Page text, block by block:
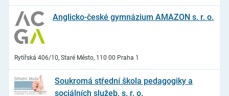
Anglicko-české gymnázium AMAZON s. r. o.
Rytířská 406/10, Staré Město, 110 00 Praha 1
Soukromá střední škola pedagogiky a
sociálních služeb, s. r. o.